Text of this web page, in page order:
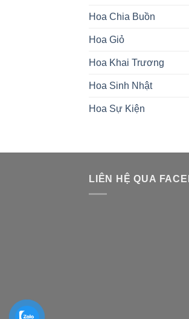
Hoa Chia Buồn
Hoa Giỏ
Hoa Khai Trương
Hoa Sinh Nhật
Hoa Sự Kiện
LIÊN HỆ QUA